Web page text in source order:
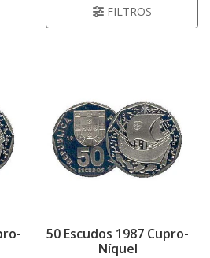
FILTROS
50 Escudos 1987 Cupro-
Níquel